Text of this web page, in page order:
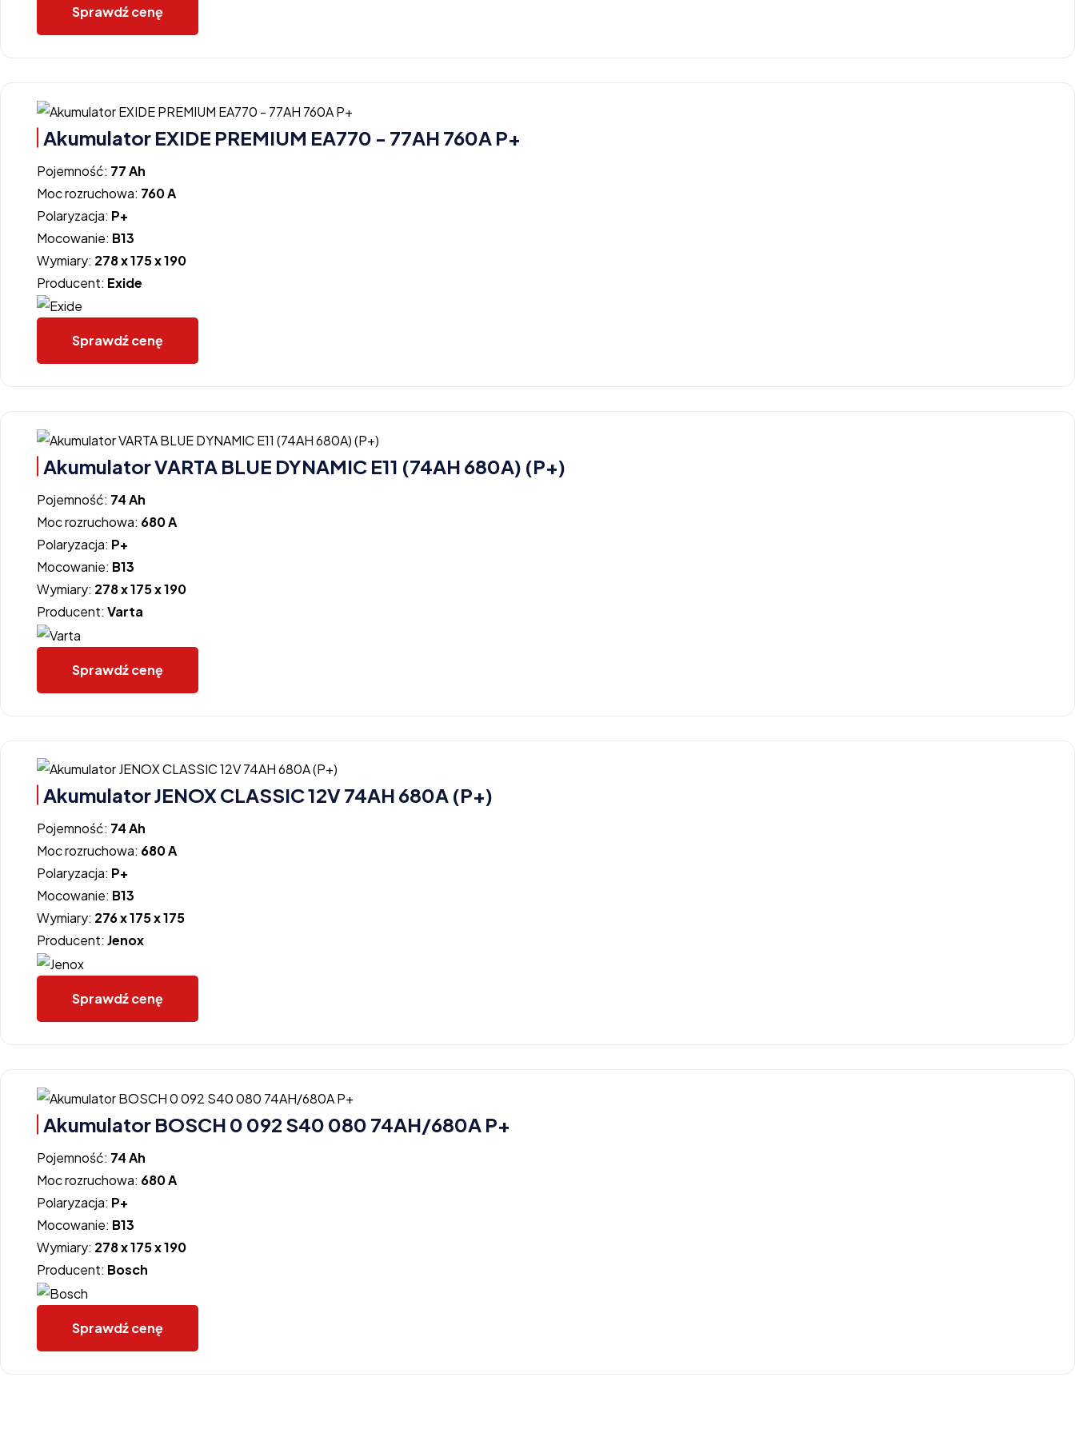
Sprawdź cenę
Akumulator EXIDE PREMIUM EA770 - 77AH 760A P+
Pojemność: 77 Ah
Moc rozruchowa: 760 A
Polaryzacja: P+
Mocowanie: B13
Wymiary: 278 x 175 x 190
Producent: Exide
Sprawdź cenę
Akumulator VARTA BLUE DYNAMIC E11 (74AH 680A) (P+)
Pojemność: 74 Ah
Moc rozruchowa: 680 A
Polaryzacja: P+
Mocowanie: B13
Wymiary: 278 x 175 x 190
Producent: Varta
Sprawdź cenę
Akumulator JENOX CLASSIC 12V 74AH 680A (P+)
Pojemność: 74 Ah
Moc rozruchowa: 680 A
Polaryzacja: P+
Mocowanie: B13
Wymiary: 276 x 175 x 175
Producent: Jenox
Sprawdź cenę
Akumulator BOSCH 0 092 S40 080 74AH/680A P+
Pojemność: 74 Ah
Moc rozruchowa: 680 A
Polaryzacja: P+
Mocowanie: B13
Wymiary: 278 x 175 x 190
Producent: Bosch
Sprawdź cenę